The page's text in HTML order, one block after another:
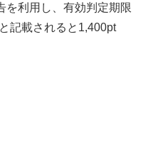
利用し、有効判定期限
記載されると1,400pt